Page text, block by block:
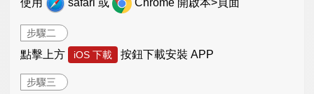
使用 safari 或 Chrome 開啟本>頁面
步驟二
點擊上方 iOS 下載 按鈕下載安裝 APP
步驟三